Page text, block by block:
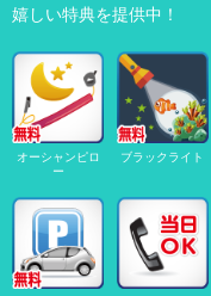
嬉しい特典を提供中！
オーシャンピロ
ー
ブラックライト